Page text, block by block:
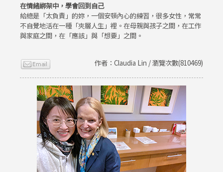
在情緒綁架中，學會回到自己
給總是「太負責」的妳，一個安頓內心的練習，很多女性，常常
不自覺地活在一種「夾層人生」裡。在母親與孩子之間，在工作
與家庭之間，在「應該」與「想要」之間。
作者：Claudia Lin / 瀏覽次數(810469)